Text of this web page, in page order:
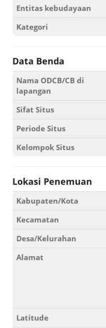
Entitas kebudayaan
Kategori
Data Benda
Nama ODCB/CB di
lapangan
Sifat Situs
Periode Situs
Kelompok Situs
Lokasi Penemuan
Kabupaten/Kota
Kecamatan
Desa/Kelurahan
Alamat
Latitude